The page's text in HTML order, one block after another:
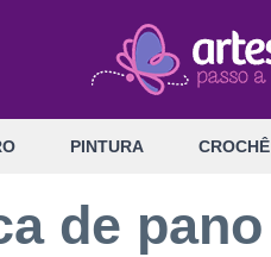
PINTURA CROCHÊ
de